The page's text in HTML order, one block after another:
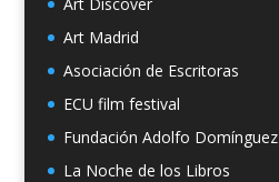
Art Madrid
Asociación de Escritoras
ECU film festival
Fundación Adolfo Domínguez
La Noche de los Libros